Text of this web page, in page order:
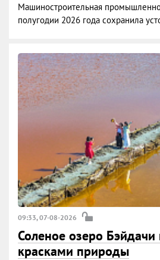
Машиностроительная
полугодии 2026 года сохранила
09:33, 07-08-2026
Соленое озеро Бэйдачи
красками природы